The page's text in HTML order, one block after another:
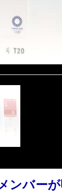
ンバー